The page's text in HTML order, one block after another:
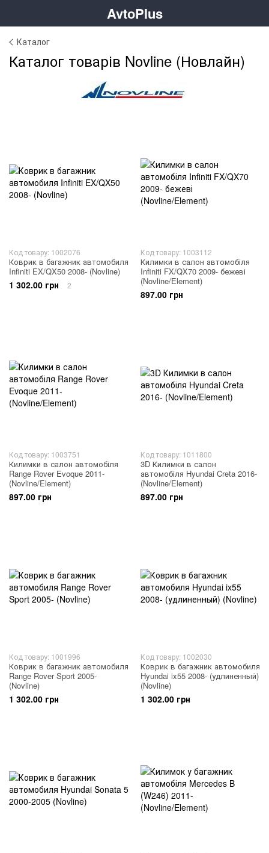
AvtoPlus
Каталог
Каталог товарів Novline (Новлайн)
Код товару: 1002076
Коврик в багажник автомобиля
Infiniti EX/QX50 2008- (Novline)
1 302.00 грн 2
Код товару: 1003112
Килимки в салон автомобіля
Infiniti FX/QX70 2009- бежеві
(Novline/Element)
897.00 грн
Код товару: 1003751
Килимки в салон автомобіля
Range Rover Evoque 2011-
(Novline/Element)
897.00 грн
Код товару: 1011800
3D Килимки в салон
автомобіля Hyundai Creta 2016-
(Novline/Element)
897.00 грн
Код товару: 1001996
Коврик в багажник автомобиля
Range Rover Sport 2005-
(Novline)
1 302.00 грн
Код товару: 1002030
Коврик в багажник автомобиля
Hyundai ix55 2008- (удлиненный)
(Novline)
1 302.00 грн